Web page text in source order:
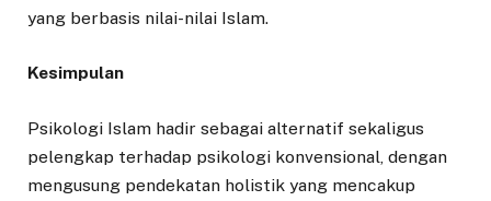
yang berbasis nilai-nilai Islam.
Kesimpulan
Psikologi Islam hadir sebagai alternatif sekaligus
pelengkap terhadap psikologi konvensional, dengan
mengusung pendekatan holistik yang mencakup